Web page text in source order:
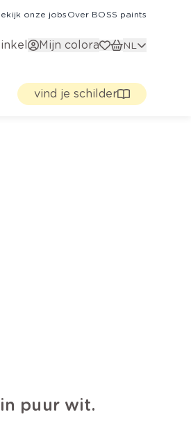
onze jobs Over BOSS paints
Mijn colora NL
vind je schilder
puur wit.